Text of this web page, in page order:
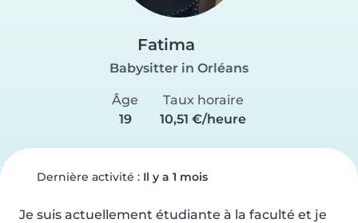
Fatima
Babysitter in Orléans
Âge
19
Taux horaire
10,51 €/heure
Dernière activité : Il y a 1 mois
Je suis actuellement étudiante à la faculté et je